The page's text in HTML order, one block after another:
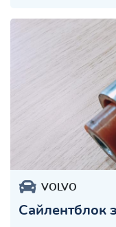
VOLVO
Сайлентблок